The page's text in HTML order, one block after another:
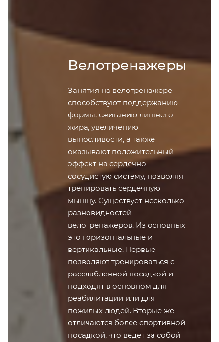
Велотренажеры
Занятия на велотренажере
способствуют поддержанию
формы, сжиганию лишнего
жира, увеличению
выносливости, а также
оказывают положительный
эффект на сердечно-
сосудистую систему, позволяя
тренировать сердечную
мышцу. Существует несколько
разновидностей
велотренажеров. Из основных
это горизонтальные и
вертикальные. Первые
позволяют тренироваться с
расслабленной посадкой и
подходят в основном для
реабилитации или для
пожилых людей. Вторые же
отличаются более спортивной
посадкой, что ведет за собой